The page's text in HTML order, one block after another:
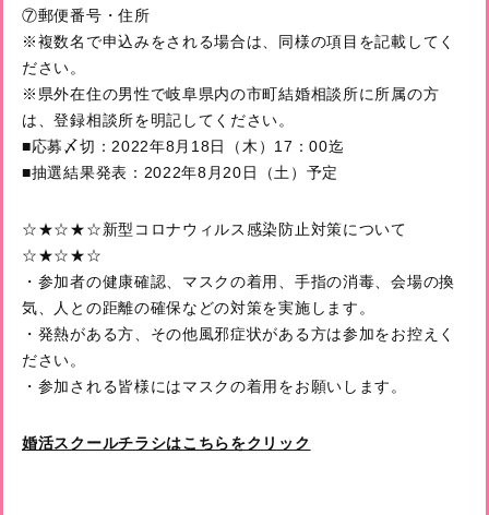
⑦郵便番号・住所
※複数名で申込みをされる場合は、同様の項目を記載してく
ださい。
※県外在住の男性で岐阜県内の市町結婚相談所に所属の方
は、登録相談所を明記してください。
■応募〆切：2022年8月18日（木）17：00迄
■抽選結果発表：2022年8月20日（土）予定
☆★☆★☆新型コロナウィルス感染防止対策について
☆★☆★☆
・参加者の健康確認、マスクの着用、手指の消毒、会場の換
気、人との距離の確保などの対策を実施します。
・発熱がある方、その他風邪症状がある方は参加をお控えく
ださい。
・参加される皆様にはマスクの着用をお願いします。
婚活スクールチラシはこちらをクリック